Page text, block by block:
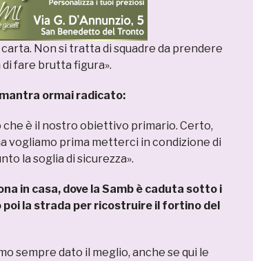
Non si tratta di squadre da prendere
fare brutta figura».
ormai radicato:
che è il nostro obiettivo primario. Certo,
vogliamo prima metterci in condizione di
la soglia di sicurezza».
in casa, dove la Samb è caduta sotto i
poi la strada per ricostruire il fortino del
sempre dato il meglio, anche se qui le